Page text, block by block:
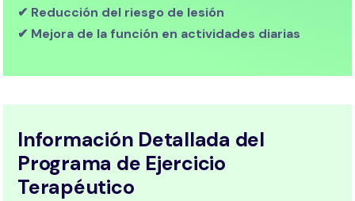
✔ Reducción del riesgo de lesión
✔ Mejora de la función en actividades diarias
Información Detallada del
Programa de Ejercicio
Terapéutico